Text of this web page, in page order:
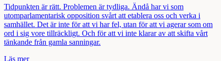
Tidpunkten är rätt. Problemen är tydliga. Ändå har vi som
utomparlamentarisk opposition svårt att etablera oss och verka i
samhället. Det är inte för att vi har fel, utan för att vi agerar som om
ord i sig vore tillräckligt. Och för att vi inte klarar av att skifta vårt
tänkande från gamla sanningar.
Läs mer